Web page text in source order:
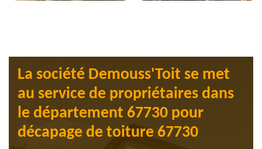
La société Demouss'Toit se met
au service de propriétaires dans
le département 67730 pour
décapage de toiture 67730